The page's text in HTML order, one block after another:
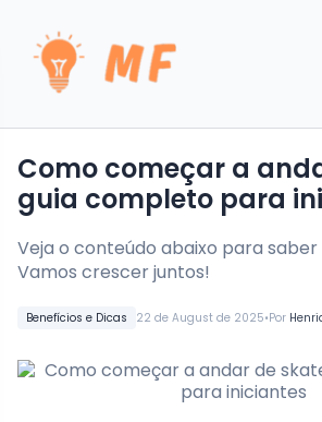
Benefícios e Dicas 22 de August de 2025•Por
Como começar a
guia completo para
Veja o conteúdo abaixo para
Vamos crescer juntos!